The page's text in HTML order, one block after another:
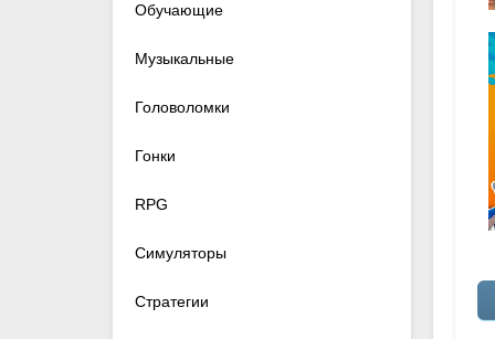
Обучающие
Музыкальные
Головоломки
Гонки
RPG
Симуляторы
Стратегии